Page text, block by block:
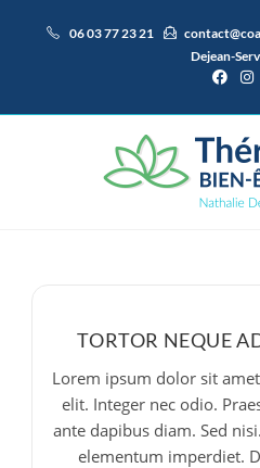
to
06 03 77 23 21
Dejean-
TORTOR NEQUE
Lorem ipsum dolor sit
elit. Integer nec odio.
ante dapibus diam. Sed
elementum imperdiet.